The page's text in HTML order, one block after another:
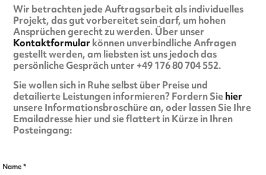
Wir betrachten jede Auftragsarbeit als individuelles
Projekt, das gut vorbereitet sein darf, um hohen
Ansprüchen gerecht zu werden. Über unser
Kontaktformularkönnen unverbindliche Anfragen
gestellt werden, am liebsten ist uns jedoch das
persönliche Gespräch unter +49 176 80 704 552.
Sie wollen sich in Ruhe selbst über Preise und
detailierte Leistungen informieren? Fordern Siehier
unsere Informationsbroschüre an, oder lassen Sie Ihre
Emailadresse hier und sie flattert in Kürze in Ihren
Posteingang:
Name *